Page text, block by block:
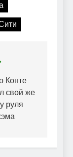
Конте
свой же
руля